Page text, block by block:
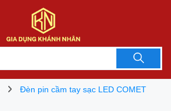
Đèn pin cầm tay sạc LED COMET